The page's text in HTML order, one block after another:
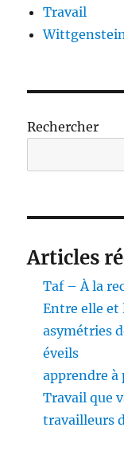
Travail
Rechercher
Articles
Taf – À la
Entre elle
asymétries
éveils
apprendre à
Travail que
travailleurs